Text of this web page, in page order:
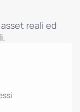
reali ed